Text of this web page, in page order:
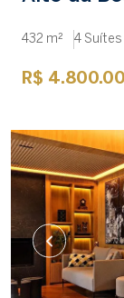
432 m² 4 Suítes
R$